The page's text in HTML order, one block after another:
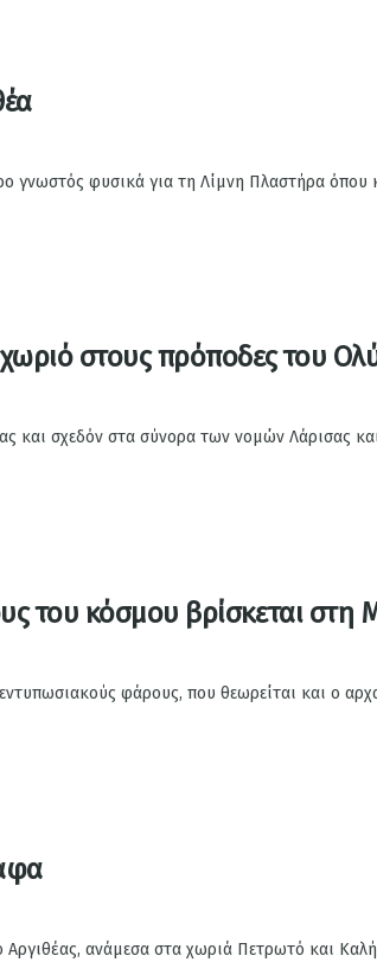
γνωστός φυσικά για τη Λίμνη Πλαστήρα όπου
στους πρόποδες του
και σχεδόν στα σύνορα των νομών Λάρισας και
του κόσμου βρίσκεται στη
φάρους, που θεωρείται και ο
ανάμεσα στα χωριά Πετρωτό και